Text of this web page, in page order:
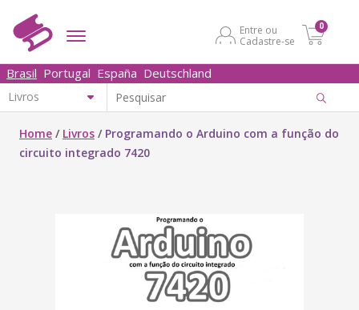
Entre ou
Cadastre-se
0
Brasil Portugal España Deutschland
Home / Livros / Programando o Arduino com a função do
circuito integrado 7420